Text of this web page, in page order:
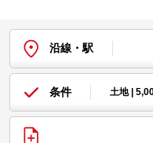
沿線・駅
条件 土地 |